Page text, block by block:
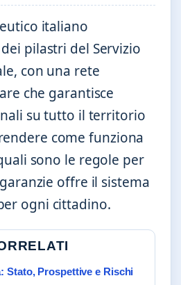
italiano
pilastri del Servizio
con una rete
che garantisce
su tutto il territorio
come funziona
sono le regole per
offre il sistema
ogni cittadino.
Stato, Prospettive e Rischi